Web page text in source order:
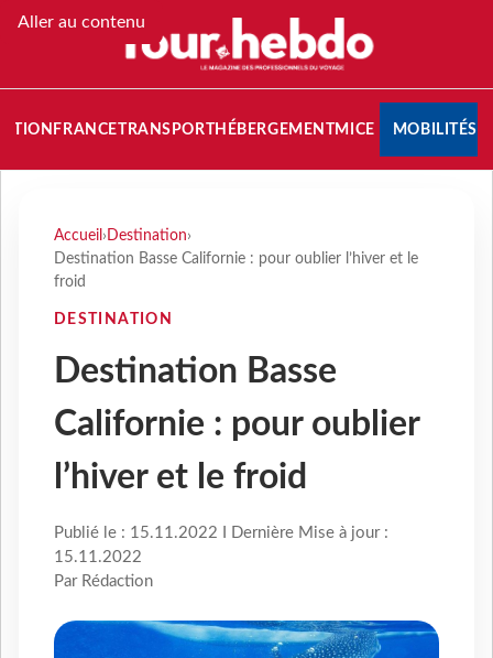
Aller au contenu
FRANCETRANSPORT HÉBERGEMENTMICE MOBILITÉS
Accueil › Destination›
Destination Basse Californie : pour oublier l’hiver et le
froid
DESTINATION
Destination Basse
Californie : pour oublier
l’hiver et le froid
Publié le : 15.11.2022 I Dernière Mise à jour :
15.11.2022
Par Rédaction